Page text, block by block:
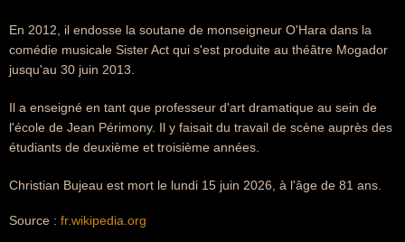
En 2012, il endosse la soutane de monseigneur O'Hara dans la
comédie musicale Sister Act qui s'est produite au théâtre Mogador
jusqu'au 30 juin 2013.
Il a enseigné en tant que professeur d'art dramatique au sein de
l'école de Jean Périmony. Il y faisait du travail de scène auprès des
étudiants de deuxième et troisième années.
Christian Bujeau est mort le lundi 15 juin 2026, à l'âge de 81 ans.
Source : fr.wikipedia.org